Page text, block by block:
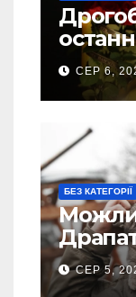
свого
СЕР 6,
БЕЗ КАТЕГОРІЇ
СЕР 5,